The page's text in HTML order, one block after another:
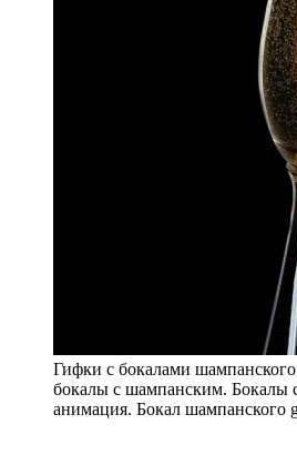
Гифки с бокалами
бокалы с шампанским. Бокалы
анимация. Бокал шампанского